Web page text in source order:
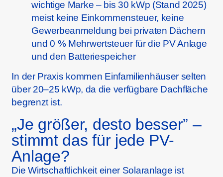
wichtige Marke – bis 30 kWp (Stand 2025)
meist keine Einkommensteuer, keine
Gewerbeanmeldung bei privaten Dächern
und 0 % Mehrwertsteuer für die PV Anlage
und den Batteriespeicher
In der Praxis kommen Einfamilienhäuser selten
über 20–25 kWp, da die verfügbare Dachfläche
begrenzt ist.
„Je größer, desto besser” –
stimmt das für jede PV-
Anlage?
Die Wirtschaftlichkeit einer Solaranlage ist